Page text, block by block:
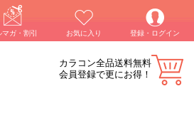
マガ・割引 お気に入り 登録・ログイン
カラコン全品送料無料
会員登録で更にお得！